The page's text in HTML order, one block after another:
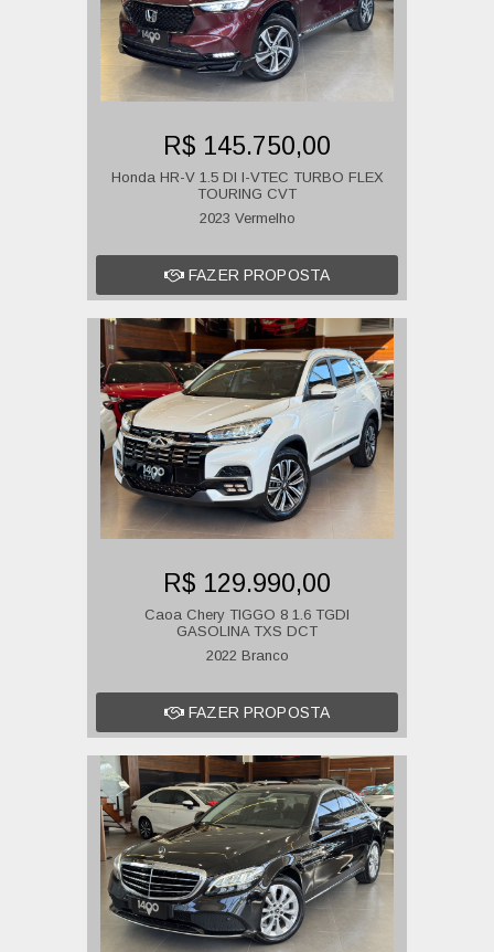
R$ 145.750,00
Honda HR-V 1.5 DI I-VTEC TURBO FLEX
TOURING CVT
2023 Vermelho
FAZER PROPOSTA
R$ 129.990,00
Caoa Chery TIGGO 8 1.6 TGDI
GASOLINA TXS DCT
2022 Branco
FAZER PROPOSTA